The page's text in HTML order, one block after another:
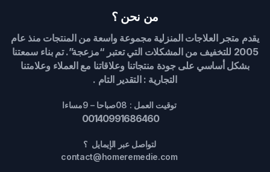
من نحن ؟
يقدم متجر العلاجات المنزلية مجموعة واسعة من المنتجات منذ عام
2005 للتخفيف من المشكلات التي تعتبر “مزعجة”. تم بناء سمعتنا
بشكل أساسي على جودة منتجاتنا وعلاقاتنا مع العملاء وعلامتنا
التجارية : التقدير التام .
توقيت العمل : 08صباحا – 9مساءا
00140991686460
لتواصل عبر الإيمايل ؟
contact@homeremedie.com